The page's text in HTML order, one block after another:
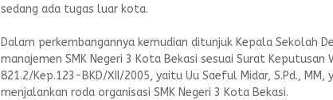
sedang ada tugas luar kota.
Dalam perkembangannya kemudian ditunjuk Kepala Sekolah
manajemen SMK Negeri 3 Kota Bekasi sesuai Surat
821.2/Kep.123-BKD/XII/2005, yaitu Uu Saeful Midar, S.Pd., MM,
menjalankan roda organisasi SMK Negeri 3 Kota Bekasi.